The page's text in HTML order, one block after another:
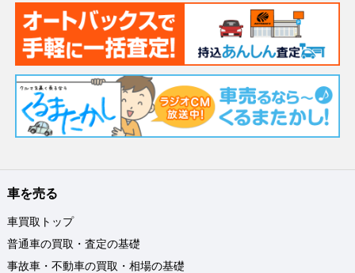
車を売る
車買取トップ
普通車の買取・査定の基礎
事故車・不動車の買取・相場の基礎